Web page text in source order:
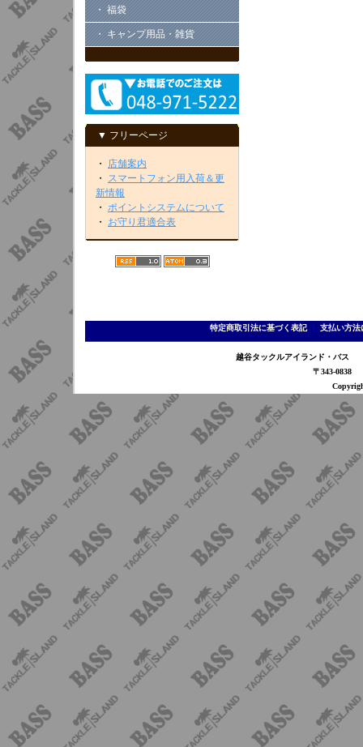
・ 福袋
・ キャンプ用品・雑貨
▼ フリーページ
・ 店舗案内
・ スマートフォン用入荷＆更
新情報
・ ポイントシステムについて
・ お守り君適合表
特定商取引法に基づく表記｜ 支払い方法
越谷タックルアイランド・バ
〒343-0838